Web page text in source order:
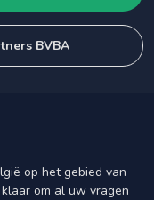
BVBA
op het gebied van
om al uw vragen